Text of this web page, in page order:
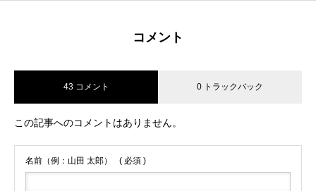
コメント
43 コメント 0 トラックバック
この記事へのコメントはありません。
名前（例：山田 太郎） ( 必須 )